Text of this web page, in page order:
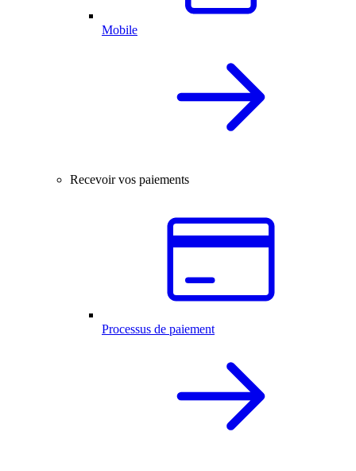
Mobile
Recevoir vos paiements
Processus de paiement